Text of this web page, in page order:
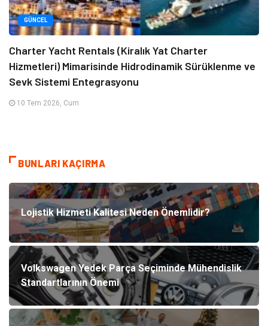
GÜNCEL
Charter Yacht Rentals (Kiralık Yat Charter
Hizmetleri) Mimarisinde Hidrodinamik Sürüklenme ve
Sevk Sistemi Entegrasyonu
10 Tem 2026, Cum
BUNLARI KAÇIRMA
Lojistik Hizmeti Kalitesi Neden Önemlidir?
Volkswagen Yedek Parça Seçiminde Mühendislik
Standartlarının Önemi